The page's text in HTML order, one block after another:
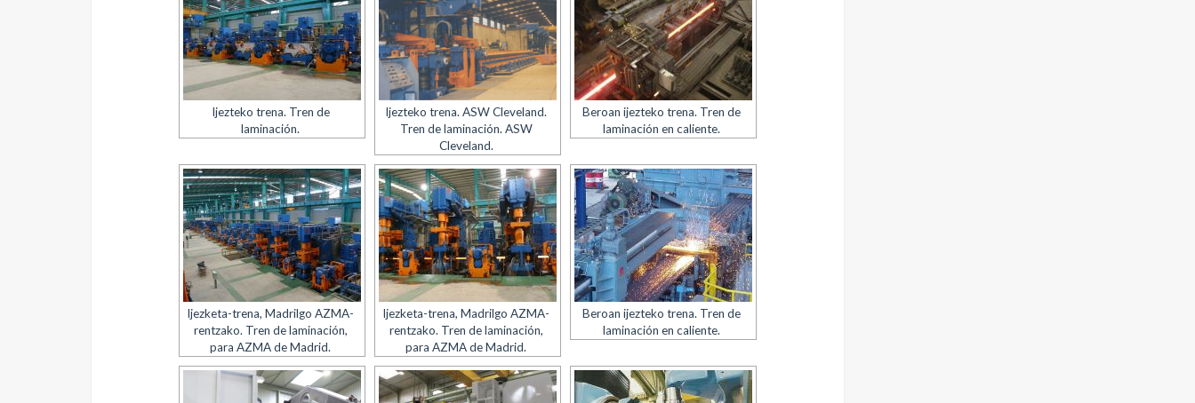
Ijezteko trena. Tren de
laminación.
Ijezteko trena. ASW Cleveland.
Tren de laminación. ASW
Cleveland.
Beroan ijezteko trena. Tren de
laminación en caliente.
Ijezketa-trena, Madrilgo AZMA-
rentzako. Tren de laminación,
para AZMA de Madrid.
Ijezketa-trena, Madrilgo AZMA-
rentzako. Tren de laminación,
para AZMA de Madrid.
Beroan ijezteko trena. Tren de
laminación en caliente.